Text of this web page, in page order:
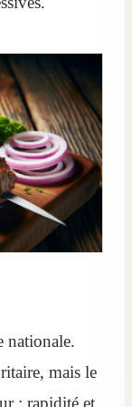
nationale.
mais le
: rapidité et